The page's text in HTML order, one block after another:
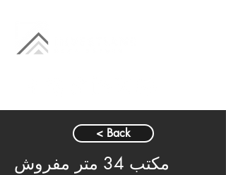
< Back
مكتب 34 متر مفروش